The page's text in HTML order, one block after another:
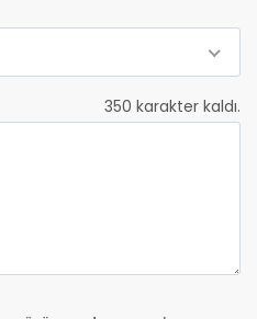
350 karakter kaldı.